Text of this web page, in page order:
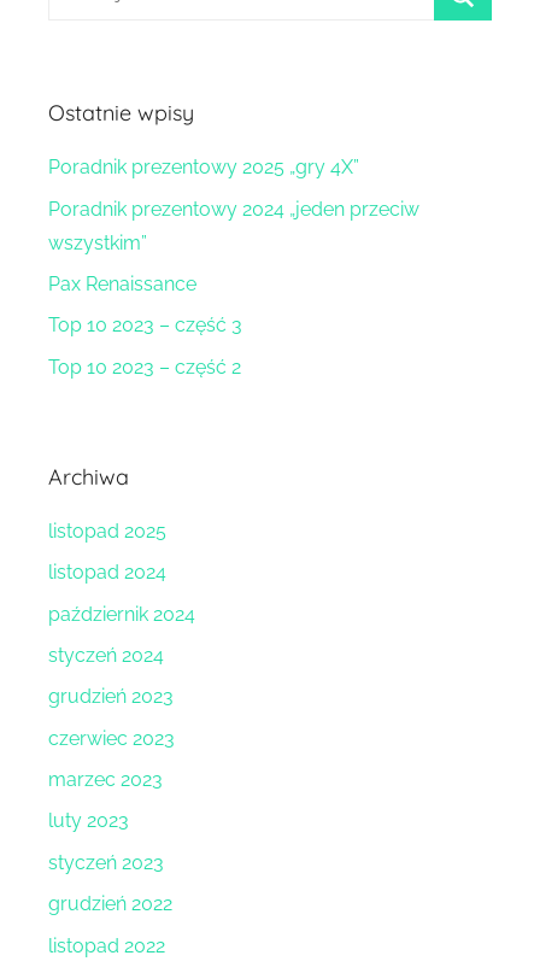
Ostatnie wpisy
Poradnik prezentowy 2025 „gry 4X”
Poradnik prezentowy 2024 „jeden przeciw
wszystkim”
Pax Renaissance
Top 10 2023 – część 3
Top 10 2023 – część 2
Archiwa
listopad 2025
listopad 2024
październik 2024
styczeń 2024
grudzień 2023
czerwiec 2023
marzec 2023
luty 2023
styczeń 2023
grudzień 2022
listopad 2022